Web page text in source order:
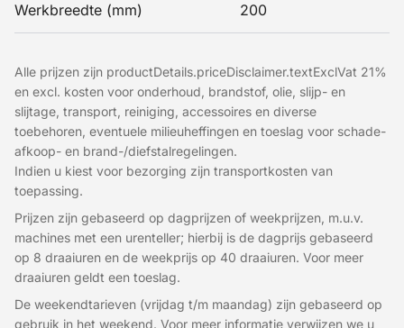
Werkbreedte (mm) 200
Alle prijzen zijn productDetails.priceDisclaimer.textExclVat 21%
en excl. kosten voor onderhoud, brandstof, olie, slijp- en
slijtage, transport, reiniging, accessoires en diverse
toebehoren, eventuele milieuheffingen en toeslag voor schade-
afkoop- en brand-/diefstalregelingen.
Indien u kiest voor bezorging zijn transportkosten van
toepassing.
Prijzen zijn gebaseerd op dagprijzen of weekprijzen, m.u.v.
machines met een urenteller; hierbij is de dagprijs gebaseerd
op 8 draaiuren en de weekprijs op 40 draaiuren. Voor meer
draaiuren geldt een toeslag.
De weekendtarieven (vrijdag t/m maandag) zijn gebaseerd op
gebruik in het weekend. Voor meer informatie verwijzen we u